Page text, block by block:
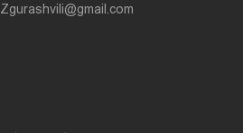
Zgurashvili@gmail.com